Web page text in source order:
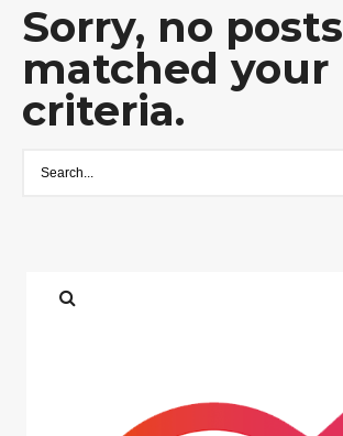
Sorry, no posts
matched your
criteria.